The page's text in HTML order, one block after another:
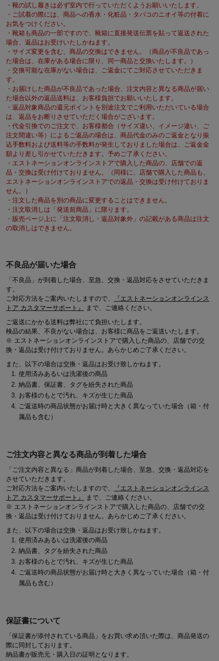
・靴の試し履きは必ず室内で行っていただくようお願いいたします。
・ご試着の際には、商品への香水・化粧品・タバコのニオイ等の付着に
お気をつけください。
・靴箱も商品の一部ですので、靴箱に直接発送伝票を貼って返送された
場合、返品はお受けいたしかねます。
・サイズ変更を含む、商品の交換はできません。（商品が不良品であっ
た場合は、在庫がある場合に限り、同一商品と交換いたします。）
・交換可能な在庫がない場合は、ご返金にてご対応させていただきま
す。
・お届けした商品が不良品であった場合、注文内容と異なる商品が届い
た場合以外の返品送料は、お客様負担でお願いいたします。
・返品対象商品の還元ポイントを別途注文でご利用いただいている場合
は、返品をお断りさせていただく場合がございます。
・代金引換でのご注文で、お客様都合（サイズ違い、イメージ違い、ご
注文間違い等）によるご返品の場合は、商品代金のみのご返金となり振
込手数料および送料等の手数料が発生しておりました場合は、ご返金金
額より差し引かせていただきます。予めご了承ください。
・エストネーションオンラインストアで購入した商品の、店舗での返
品・交換は受け付けておりません。（同様に、店舗で購入した商品も、
エストネーションオンラインストアでの返品・交換は受け付けておりま
せん。）
・注文した商品を別の商品に変更することはできません。
・注文取消しは「発送前商品」に限ります。
・販売ページ上に「注文取消し・返品対象外」の記載がある商品は注文
の取消しはできません。
不良品が届いた場合
「不良品」が到着した場合、至急、交換・返品対応をさせていただきま
す。
ご対応方法をご案内いたしますので、
『エストネーションオンラインス
トア カスタマーサポート』
まで、ご連絡ください。
ご返送にかかる送料は弊社にて負担いたします。
検品の結果、不良がない場合は、お客様に商品をご返送いたします。
※ エストネーションオンラインストアで購入した商品の、店舗での交
換・返品は受け付けておりません。あらかじめご了承ください。
また、以下の場合は交換・返品はお受け致しかねます。
使用済みあるいは洗濯後の商品
納品書、保証書、タグを紛失された商品
お客様のもとで汚れ、キズが生じた商品
ご返送時の商品状態がお届け時と大きく異なっていた場合（箱・付
属品も含む）
ご注文内容と異なる商品が到着した場合
「ご注文内容と異なる」商品が到着した場合、至急、交換・返品対応を
させていただきます。
ご対応方法をご案内いたしますので、
『エストネーションオンラインス
トア カスタマーサポート』
まで、ご連絡ください。
※ エストネーションオンラインストアで購入した商品の、店舗での交
換・返品は受け付けておりません。あらかじめご了承ください。
また、以下の場合は交換・返品はお受け致しかねます。
使用済みあるいは洗濯後の商品
納品書、タグを紛失された商品
お客様のもとで汚れ、キズが生じた商品
ご返送時の商品状態がお届け時と大きく異なっていた場合（箱・付
属品も含む）
保証書について
「保証書が添付されている商品」をお買い求め頂いた際は、商品発送の
際に同封しております。
納品書が販売元・購入日の証明となります。